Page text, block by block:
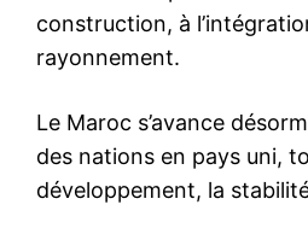
construction, à
rayonnement.
Le Maroc s’avance
des nations en pays uni,
développement, la